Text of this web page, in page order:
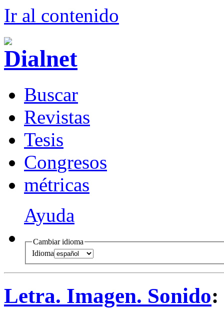
Ir al contenido
Buscar
Revistas
Tesis
Congresos
métricas
Ayuda
Cambiar idioma
Idioma
Letra. Imagen. Sonido: